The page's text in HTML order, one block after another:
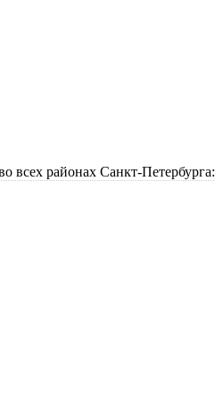
всех районах Санкт-Петербурга: